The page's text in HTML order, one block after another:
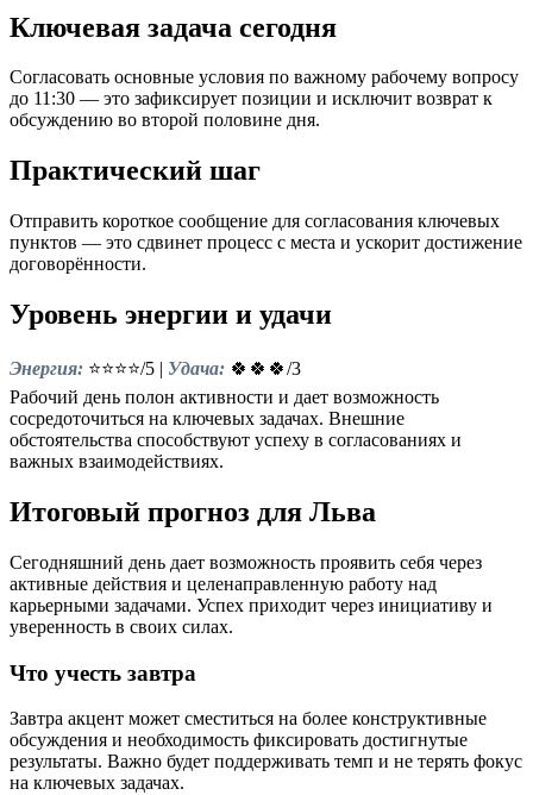
Ключевая задача сегодня
Согласовать основные условия по важному рабочему вопросу
до 11:30 — это зафиксирует позиции и исключит возврат к
обсуждению во второй половине дня.
Практический шаг
Отправить короткое сообщение для согласования ключевых
пунктов — это сдвинет процесс с места и ускорит достижение
договорённости.
Уровень энергии и удачи
Энергия: ⭐⭐⭐⭐/5 | Удача: 🍀🍀🍀/3
Рабочий день полон активности и дает возможность
сосредоточиться на ключевых задачах. Внешние
обстоятельства способствуют успеху в согласованиях и
важных взаимодействиях.
Итоговый прогноз для Льва
Сегодняшний день дает возможность проявить себя через
активные действия и целенаправленную работу над
карьерными задачами. Успех приходит через инициативу и
уверенность в своих силах.
Что учесть завтра
Завтра акцент может сместиться на более конструктивные
обсуждения и необходимость фиксировать достигнутые
результаты. Важно будет поддерживать темп и не терять фокус
на ключевых задачах.